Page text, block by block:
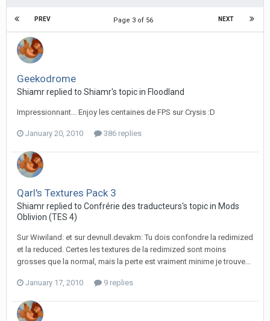
PREV NEXT
Page 3 of 56
Geekodrome
Shiamr replied to Shiamr's topic in Floodland
Impressionnant... Enjoy les centaines de FPS sur Crysis :D
January 20, 2010 386 replies
Qarl's Textures Pack 3
Shiamr replied to Confrérie des traducteurs's topic in Mods
Oblivion (TES 4)
Sur Wiwiland: et sur devnull.devakm: Tu dois confondre la redimized
et la reduced. Certes les textures de la redimized sont moins
grosses que la normal, mais la perte est vraiment minime je trouve...
January 17, 2010 9 replies